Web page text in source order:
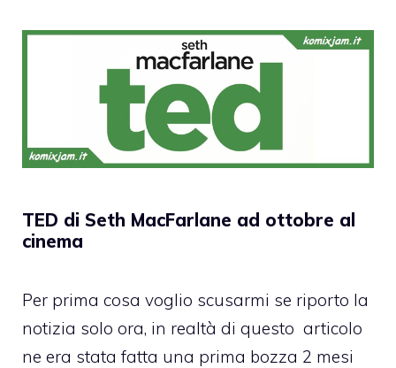
TED di Seth MacFarlane ad ottobre al
cinema
Per prima cosa voglio scusarmi se riporto la
notizia solo ora, in realtà di questo articolo
ne era stata fatta una prima bozza 2 mesi